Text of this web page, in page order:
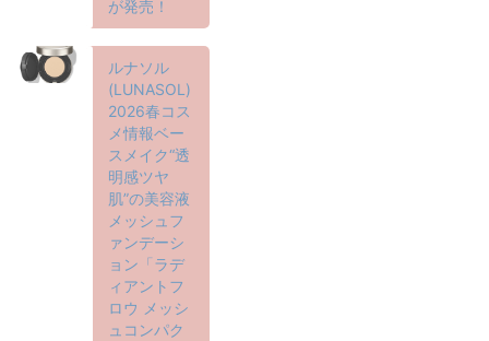
が発売！
ルナソル
(LUNASOL)
2026春コス
メ情報ベー
スメイク“透
明感ツヤ
肌”の美容液
メッシュフ
ァンデーシ
ョン「ラデ
ィアントフ
ロウ メッシ
ュコンパク